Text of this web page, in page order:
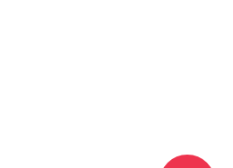
Carrión del Callao y al costado